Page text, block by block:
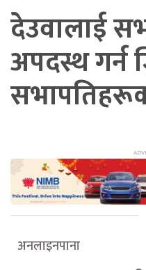
देउवालाई
अपदस्थ गर्न
अनलाइनपाना